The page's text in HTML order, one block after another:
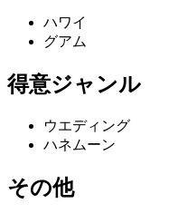
ハワイ
グアム
得意ジャンル
ウエディング
ハネムーン
その他